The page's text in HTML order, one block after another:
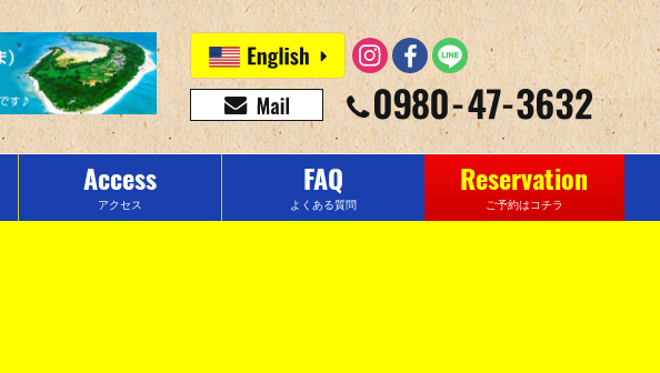
Access
アクセス
FAQ
よくある質問
Reservation
ご予約はコチラ